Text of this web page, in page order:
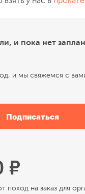
и пока нет
и мы свяжемся с
Подписаться
₽
поход на заказ для